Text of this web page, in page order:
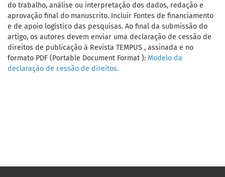
do trabalho, análise ou interpretação dos dados, redação e
aprovação final do manuscrito. Incluir Fontes de financiamento
e de apoio logístico das pesquisas. Ao final da submissão do
artigo, os autores devem enviar uma declaração de cessão de
direitos de publicação à Revista TEMPUS , assinada e no
formato PDF (Portable Document Format ): Modelo da
declaração de cessão de direitos.